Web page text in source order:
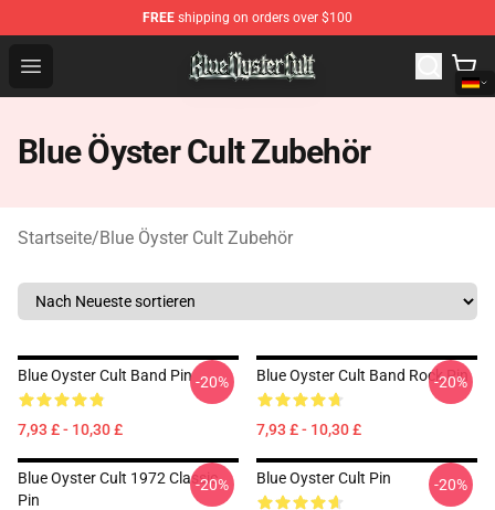
FREE shipping on orders over $100
Open menu
Blue Öyster Cult Store - Official Blue Öyster Cult
Blue Öyster Cult Zubehör
Startseite/Blue Öyster Cult Zubehör
Blue Oyster Cult Band Pin
7,93 £ - 10,30 £
-20% Blue Oyster Cult Band Rock Pin
7,93 £ - 10,30 £
-20%
Blue Oyster Cult 1972 Classic
Pin
-20% Blue Oyster Cult Pin -20%